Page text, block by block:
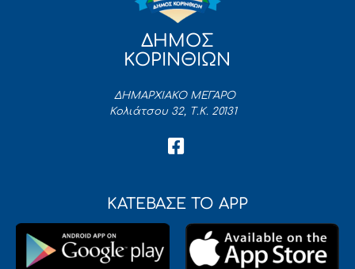
ΔΗΜΟΣ
ΚΟΡΙΝΘΙΩΝ
ΔΗΜΑΡΧΙΑΚΟ ΜΕΓΑΡΟ
Κολιάτσου 32, Τ.Κ. 20131
ΚΑΤΕΒΑΣΕ ΤΟ APP